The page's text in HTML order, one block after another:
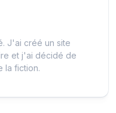
J'ai créé un site
et j'ai décidé de
la fiction.